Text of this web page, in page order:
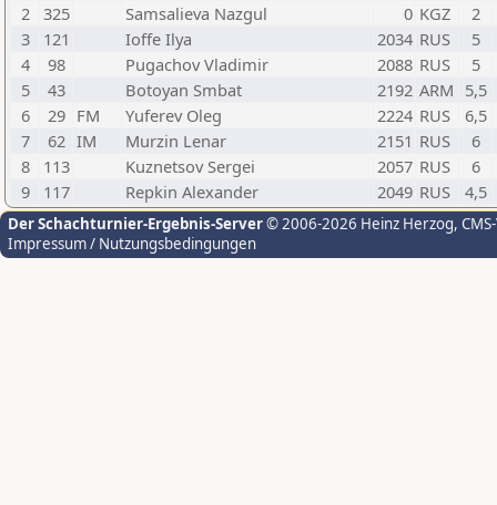
2 325 Samsalieva Nazgul 0 KGZ
2
3
121 Ioffe Ilya 2034 RUS
5
4
98 Pugachov Vladimir 2088 RUS
5
5
43 Botoyan Smbat 2192 ARM 5,5
6
29 FM Yuferev Oleg 2224 RUS
6,5
7
62 IM Murzin Lenar 2151 RUS
6
8
113 Kuznetsov Sergei 2057 RUS
6
9
117 Repkin Alexander 2049 RUS 4,5
Der Schachturnier-Ergebnis-Server© 2006-2026 Heinz Herzog,
Impressum / Nutzungsbedingungen